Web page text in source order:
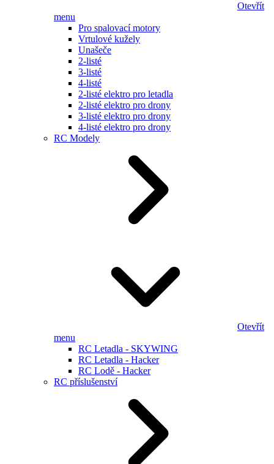
Otevřít
menu
Pro spalovací motory
Vrtulové kužely
Unašeče
2-listé
3-listé
4-listé
2-listé elektro pro letadla
2-listé elektro pro drony
3-listé elektro pro drony
4-listé elektro pro drony
RC Modely
Otevřít
menu
RC Letadla - SKYWING
RC Letadla - Hacker
RC Lodě - Hacker
RC příslušenství